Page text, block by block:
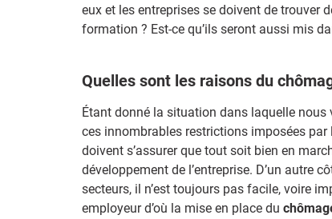
eux et les entreprises se doivent de trouver
formation ? Est-ce qu’ils seront aussi mis
Quelles sont les raisons du
Étant donné la situation dans laquelle
ces innombrables restrictions imposées par
doivent s’assurer que tout soit bien en
développement de l’entreprise. D’un autre
secteurs, il n’est toujours pas facile, voire
employeur d’où la mise en place du